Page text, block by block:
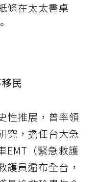
條在太太書桌
民
性推展，曾率領
究，擔任台大急
EMT（緊急救護
護員遍布全台，